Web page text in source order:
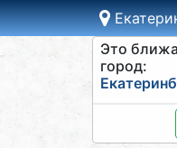
Это
город: